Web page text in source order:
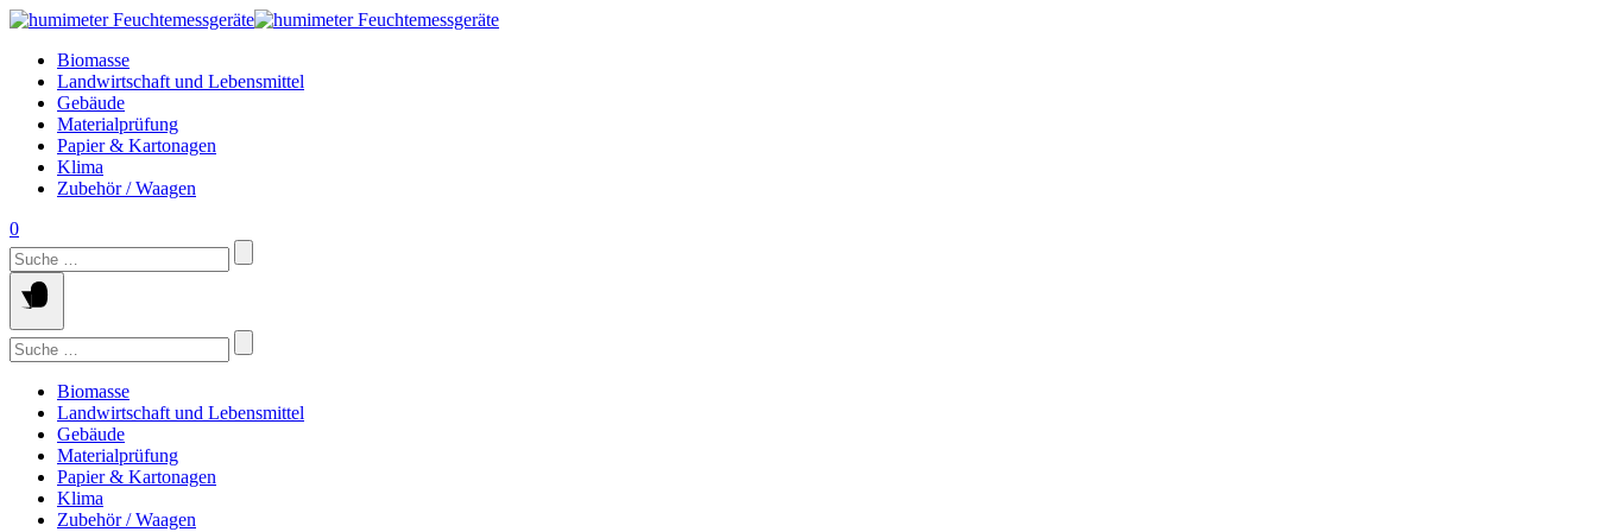
Springe
Inhalt
Biomasse
Landwirtschaft und Lebensmittel
Gebäude
Materialprüfung
Papier & Kartonagen
Klima
Zubehör / Waagen
0
Suchen
nach:
Suchen
nach:
Biomasse
Landwirtschaft und Lebensmittel
Gebäude
Materialprüfung
Papier & Kartonagen
Klima
Zubehör / Waagen